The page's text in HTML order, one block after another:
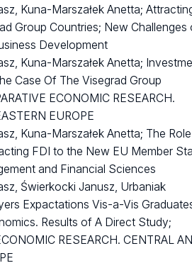
Kuna-Marszałek Anetta;
Group Countries; New Challenges
Development
Kuna-Marszałek Anetta;
Case Of The Visegrad Group
ECONOMIC RESEARCH.
EUROPE
Kuna-Marszałek Anetta; The
FDI to the New EU Member
and Financial Sciences
Świerkocki Janusz, Urbaniak
Expactations Vis-a-Vis
Results of A Direct Study;
RESEARCH. CENTRAL